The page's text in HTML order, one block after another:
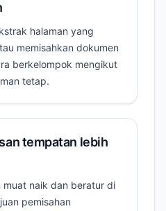
halaman yang
memisahkan dokumen
berkelompok mengikut
tetap.
tempatan lebih
muat naik dan beratur di
pemisahan